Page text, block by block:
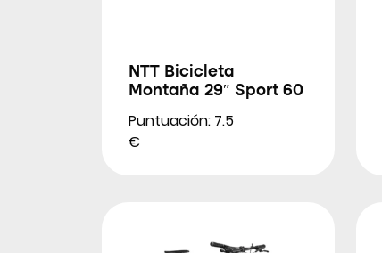
NTT Bicicleta
Montaña 29″ Sport 60
Puntuación: 7.5
€